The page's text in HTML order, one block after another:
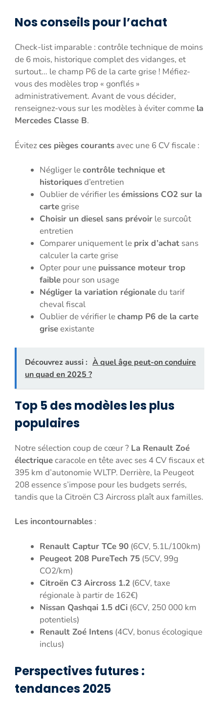
Nos conseils pour l’achat
Check-list imparable : contrôle technique de moins
de 6 mois, historique complet des vidanges, et
surtout… le champ P6 de la carte grise ! Méfiez-
vous des modèles trop « gonflés »
administrativement. Avant de vous décider,
renseignez-vous sur les modèles à éviter comme la
Mercedes Classe B.
Évitezces pièges courants avec une 6 CV fiscale :
Négliger lecontrôle technique et
historiquesd’entretien
Oublier de vérifier lesémissions CO2 sur la
cartegrise
Choisir un diesel sans prévoir le surcoût
entretien
Comparer uniquement le prix d’achat sans
calculer la carte grise
Opter pour une puissance moteur trop
faible pour son usage
Négliger la variation régionaledu tarif
cheval fiscal
Oublier de vérifier lechamp P6 de la carte
griseexistante
Découvrez aussi : À quel âge peut-on conduire
un quad en 2025 ?
Top 5 des modèles les plus
populaires
Notre sélection coup de cœur ? La Renault Zoé
électriquecaracole en tête avec ses 4 CV fiscaux et
395 km d’autonomie WLTP. Derrière, la Peugeot
208 essence s’impose pour les budgets serrés,
tandis que la Citroën C3 Aircross plaît aux familles.
Les incontournables :
Renault Captur TCe 90 (6CV, 5.1L/100km)
Peugeot 208 PureTech 75 (5CV, 99g
CO2/km)
Citroën C3 Aircross 1.2 (6CV, taxe
régionale à partir de 162€)
Nissan Qashqai 1.5 dCi (6CV, 250 000 km
potentiels)
Renault Zoé Intens (4CV, bonus écologique
inclus)
Perspectives futures :
tendances 2025